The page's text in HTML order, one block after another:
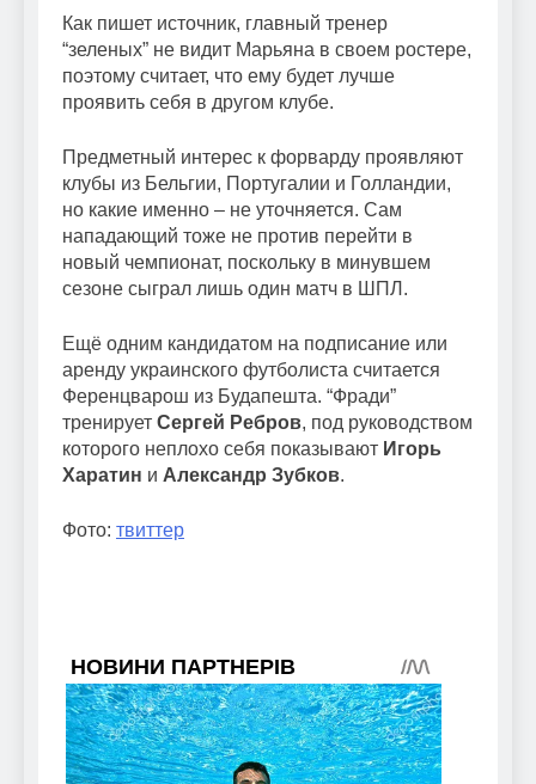
Как пишет источник, главный тренер
“зеленых” не видит Марьяна в своем ростере,
поэтому считает, что ему будет лучше
проявить себя в другом клубе.
Предметный интерес к форварду проявляют
клубы из Бельгии, Португалии и Голландии,
но какие именно – не уточняется. Сам
нападающий тоже не против перейти в
новый чемпионат, поскольку в минувшем
сезоне сыграл лишь один матч в ШПЛ.
Ещё одним кандидатом на подписание или
аренду украинского футболиста считается
Ференцварош из Будапешта. “Фради”
тренирует Сергей Ребров, под руководством
которого неплохо себя показывают Игорь
Харатин и Александр Зубков.
Фото: твиттер